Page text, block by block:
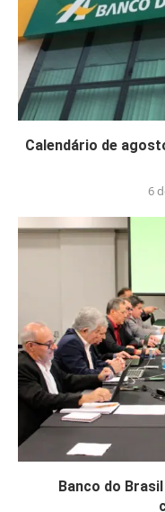
Calendário de
6
Banco do